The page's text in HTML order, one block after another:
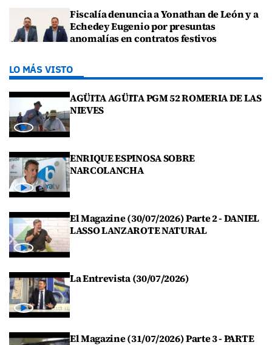
Fiscalía denuncia a Yonathan de León y a
Echedey Eugenio por presuntas
anomalías en contratos festivos
LO MÁS VISTO
AGÜITA AGÜITA PGM 52 ROMERIA DE LAS
NIEVES
ENRIQUE ESPINOSA SOBRE
NARCOLANCHA
El Magazine (30/07/2026) Parte 2 - DANIEL
LASSO LANZAROTE NATURAL
La Entrevista (30/07/2026)
El Magazine (31/07/2026) Parte 3 - PARTE